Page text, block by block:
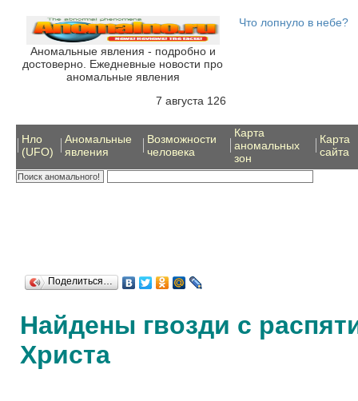
Аномальные явления - подробно и
достоверно. Ежедневные новости про
аномальные явления
7 августа 126
Что лопнуло в небе?
Нло
(UFO)
Аномальные
явления
Возможности
человека
Карта
аномальных
зон
Карта
сайта
Поделиться…
Найдены гвозди с
Христа